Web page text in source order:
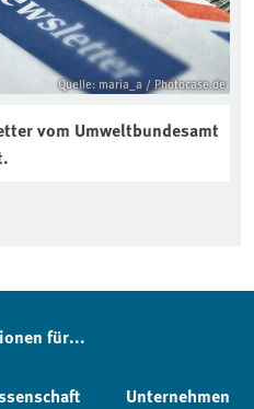
Quelle: maria_a / Photocase.de
vom Umweltbundesamt
für...
Unternehmen